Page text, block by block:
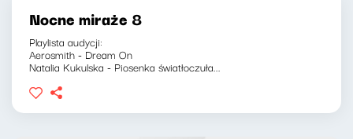
Nocne miraże 8
Playlista audycji:
Aerosmith - Dream On
Natalia Kukulska - Piosenka światłoczuła...